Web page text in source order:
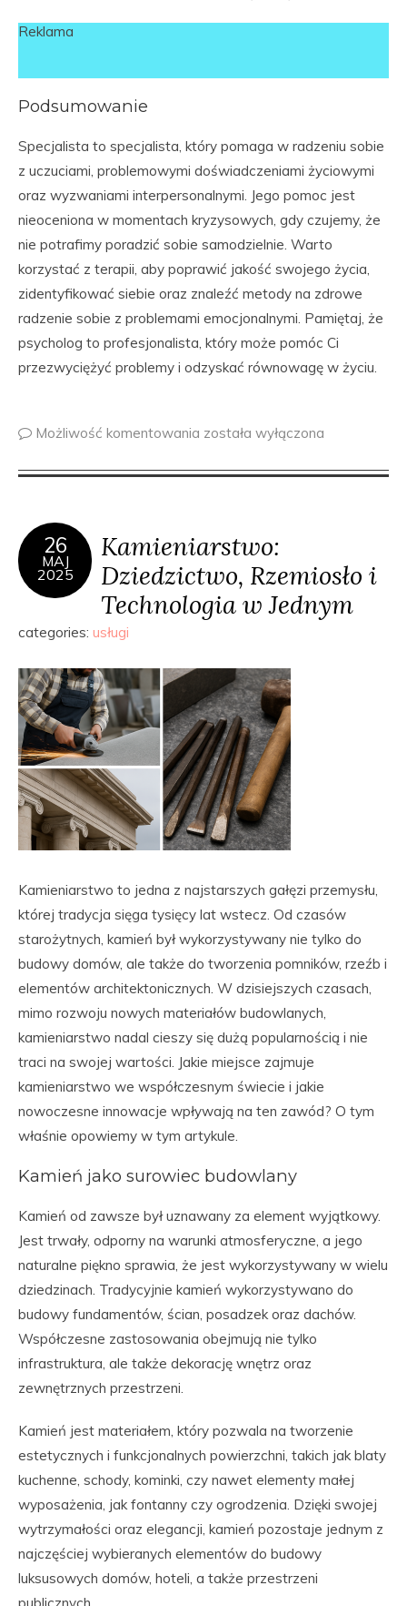
Reklama
Podsumowanie
Specjalista to specjalista, który pomaga w radzeniu sobie
z uczuciami, problemowymi doświadczeniami życiowymi
oraz wyzwaniami interpersonalnymi. Jego pomoc jest
nieoceniona w momentach kryzysowych, gdy czujemy, że
nie potrafimy poradzić sobie samodzielnie. Warto
korzystać z terapii, aby poprawić jakość swojego życia,
zidentyfikować siebie oraz znaleźć metody na zdrowe
radzenie sobie z problemami emocjonalnymi. Pamiętaj, że
psycholog to profesjonalista, który może pomóc Ci
przezwyciężyć problemy i odzyskać równowagę w życiu.
Możliwość komentowania została wyłączona
26
MAJ
2025
Kamieniarstwo:
Dziedzictwo, Rzemiosło i
Technologia w Jednym
categories: usługi
Kamieniarstwo to jedna z najstarszych gałęzi przemysłu,
której tradycja sięga tysięcy lat wstecz. Od czasów
starożytnych, kamień był wykorzystywany nie tylko do
budowy domów, ale także do tworzenia pomników, rzeźb i
elementów architektonicznych. W dzisiejszych czasach,
mimo rozwoju nowych materiałów budowlanych,
kamieniarstwo nadal cieszy się dużą popularnością i nie
traci na swojej wartości. Jakie miejsce zajmuje
kamieniarstwo we współczesnym świecie i jakie
nowoczesne innowacje wpływają na ten zawód? O tym
właśnie opowiemy w tym artykule.
Kamień jako surowiec budowlany
Kamień od zawsze był uznawany za element wyjątkowy.
Jest trwały, odporny na warunki atmosferyczne, a jego
naturalne piękno sprawia, że jest wykorzystywany w wielu
dziedzinach. Tradycyjnie kamień wykorzystywano do
budowy fundamentów, ścian, posadzek oraz dachów.
Współczesne zastosowania obejmują nie tylko
infrastruktura, ale także dekorację wnętrz oraz
zewnętrznych przestrzeni.
Kamień jest materiałem, który pozwala na tworzenie
estetycznych i funkcjonalnych powierzchni, takich jak blaty
kuchenne, schody, kominki, czy nawet elementy małej
wyposażenia, jak fontanny czy ogrodzenia. Dzięki swojej
wytrzymałości oraz elegancji, kamień pozostaje jednym z
najczęściej wybieranych elementów do budowy
luksusowych domów, hoteli, a także przestrzeni